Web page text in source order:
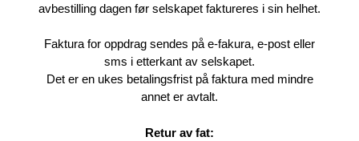
avbestilling dagen før selskapet faktureres i sin helhet.
Faktura for oppdrag sendes på e-fakura, e-post eller
sms i etterkant av selskapet.
Det er en ukes betalingsfrist på faktura med mindre
annet er avtalt.
Retur av fat: